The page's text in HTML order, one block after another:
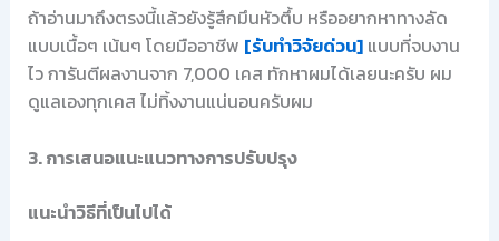
ถ้าอ่านมาถึงตรงนี้แล้วยังรู้สึกมึนหัวตึ้บ หรืออยากหาทางลัด
แบบเนื้อๆ เน้นๆ โดยมืออาชีพ [รับทำวิจัยด่วน]แบบที่จบงาน
ไว การันตีผลงานจาก 7,000 เคส ทักหาผมได้เลยนะครับ ผม
ดูแลเองทุกเคส ไม่ทิ้งงานแน่นอนครับผม
3. การเสนอแนะแนวทางการปรับปรุง
แนะนำวิธีที่เป็นไปได้